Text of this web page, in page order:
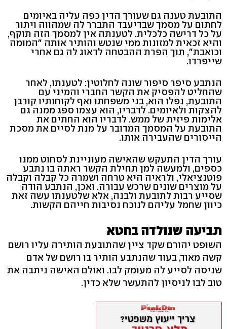
התובעת טענה גם שעורך הדין כפה עליה באיומים
לחתום על מסמך שבדיעבד התברר לה שמהווה ויתור
על כל דרישה כלכלית. לטענתה אין למסמך הזה תוקף,
והיא זכאית למזונות ממי שנטש והותיר אותה "המומה
וכואבת", תוך הפרת ההבטחה לדאוג לה גם אחרי
שייפרדו.
הנתבע סיפר סיפור שונה לחלוטין: לטענתו, לאחר
שהחליט להפסיק את הקשר החברי והמיני עם
התובעת, נפלו הוא, בני משפחתו ואף לקוחותיו קורבן
להצקות ולאיומים. לדבריו, הוא עצמו ספג ממנה גם
אלימות פיזית של ממש. לדבריו הוא החתים את
התובעת על המסמך המדובר על מנת לסיים את מסכת
הייסורים שהעבירה אותו.
עורך הדין התעקש שהאישה מעוניינת לסחוט ממנו
כספים, ולמעשה למן תחילת הקשר ראתה בו נתבע
פוטנציאלי, ולראיה היא טרחה ושמרה כל קבלה וקבלה
על מוצרים שונים שרכש עבורה. ואכן, הנתבע הודה
שסייע רבות לתובעת ולבנה, אלא שלטענתו עשה זאת
כיוון שחמל עליהם לנוכח נסיבות חייהם הקשות.
תביעה שנולדה בחטא
השופט יהורם שקד ציין שהתובעת הותירה עליו רושם
קשה מאוד, בעוד שהנתבע הותיר בו רושם של אדם
שניסה לסייע לה מעומק לבו. ואולם האישה ניתבה את
טוב לבו לניסיון להתעשר שלא כדין.